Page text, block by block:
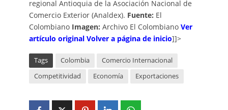
regional Antioquia de la Asociación Nacional de
Comercio Exterior (Analdex). Fuente: El
Colombiano Imagen: Archivo El Colombiano Ver
artículo original Volver a página de inicio]]>
Tags Colombia
Comercio Internacional
Competitividad
Economía Exportaciones